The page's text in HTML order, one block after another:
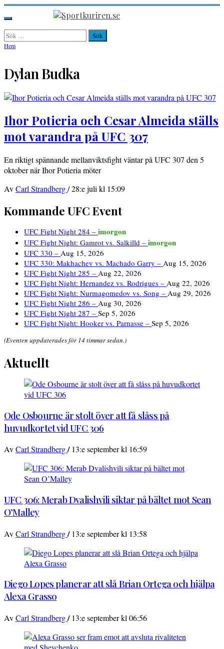
Hoppa
till
innehåll
Sportkuriren.se
Primär
meny
Sök
efter:
Hem
Dylan Budka
Ihor Potieria och Cesar Almeida ställs
mot varandra på UFC 307
En riktigt spännande mellanviktsfight väntar på UFC 307 den 5
oktober när Ihor Potieria möter
AvCarl Strandberg/28:e juli kl 15:09
Kommande UFC Event
UFC Fight Night 284 – imorgon
UFC Fight Night: Gamrot vs. Salkilld – imorgon
UFC 330 – Aug 15, 2026
UFC 330: Makhachev vs. Machado Garry – Aug 15, 2026
UFC Fight Night 285 – Aug 22, 2026
UFC Fight Night: Hernandez vs. Rodrigues – Aug 22, 2026
UFC Fight Night: Nurmagomedov vs. Song – Aug 29, 2026
UFC Fight Night 286 – Aug 30, 2026
UFC Fight Night 287 – Sep 5, 2026
UFC Fight Night: Hooker vs. Parnasse – Sep 5, 2026
(Eventen uppdaterades för 14 timmar sedan.)
Aktuellt
Ode Osbourne är stolt över att få slåss på
huvudkortet vid UFC 306
AvCarl Strandberg/ 13:e september kl 16:59
UFC 306: Merab Dvalishvili siktar på bältet mot Sean
O’Malley
AvCarl Strandberg/ 13:e september kl 13:58
Diego Lopes planerar att slå Brian Ortega och hjälpa
Alexa Grasso
AvCarl Strandberg/ 13:e september kl 06:56